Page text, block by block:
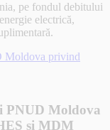
pe fondul debitului
electrică,
PNUD Moldova
și MDM